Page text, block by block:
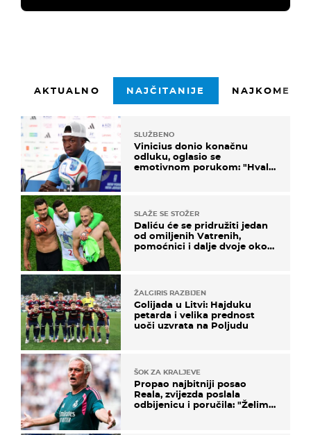
AKTUALNO NAJČITANIJE
SLUŽBENO
Vinicius donio konačnu
odluku, oglasio se
emotivnom porukom: "Hvala
SLAŽE SE STOŽER
Daliću će se pridružiti jedan
od omiljenih Vatrenih,
pomoćnici i dalje dvoje oko
ŽALGIRIS RAZBIJEN
Golijada u Litvi: Hajduku
petarda i velika prednost
uoči uzvrata na Poljudu
ŠOK ZA KRALJEVE
Propao najbitniji posao
Reala, zvijezda poslala
odbijenicu i poručila: "Želim